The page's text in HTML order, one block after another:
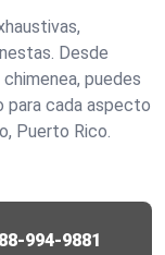
Desde
puedes
para cada aspecto
Puerto Rico.
994-9881